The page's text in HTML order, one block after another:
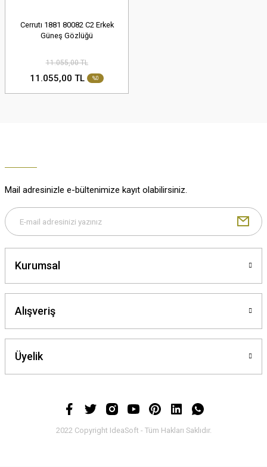
Cerrutı 1881 80082 C2 Erkek
Güneş Gözlüğü
11.055,00 TL
11.055,00 TL %0
Mail adresinizle e-bültenimize kayıt olabilirsiniz.
Kurumsal
Alışveriş
Üyelik
2022 Copyright IdeaSoft - Tüm Hakları Saklıdır.